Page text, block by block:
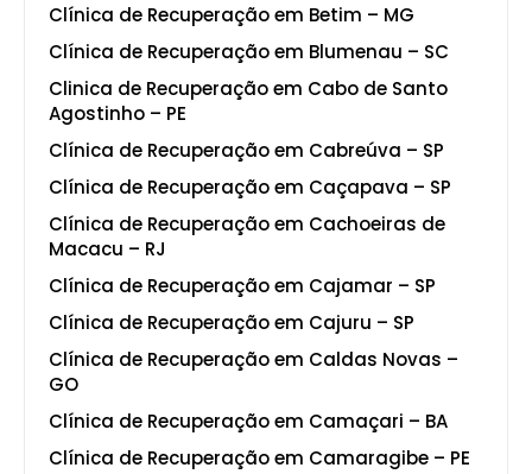
Clínica de Recuperação em Betim – MG
Clínica de Recuperação em Blumenau – SC
Clinica de Recuperação em Cabo de Santo
Agostinho – PE
Clínica de Recuperação em Cabreúva – SP
Clínica de Recuperação em Caçapava – SP
Clínica de Recuperação em Cachoeiras de
Macacu – RJ
Clínica de Recuperação em Cajamar – SP
Clínica de Recuperação em Cajuru – SP
Clínica de Recuperação em Caldas Novas –
GO
Clínica de Recuperação em Camaçari – BA
Clínica de Recuperação em Camaragibe – PE